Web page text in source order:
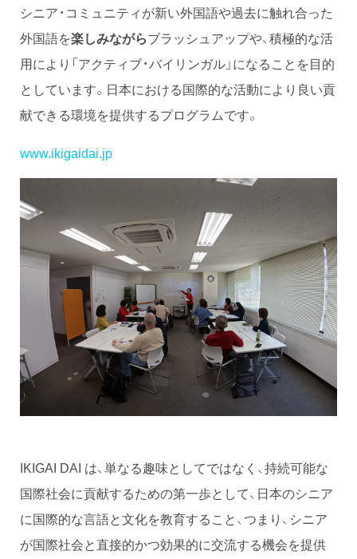
シニア・コミュニティが新い外国語や過去に触れ合った
外国語を楽しみながらブラッシュアップや、積極的な活
用により「アクティブ・バイリンガル」になることを目的
としています。日本における国際的な活動により良い貢
献できる環境を提供するプログラムです。
www.ikigaidai.jp
IKIGAI DAI は、単なる趣味としてではなく、持続可能な
国際社会に貢献するための第一歩として、日本のシニア
に国際的な言語と文化を教育すること、つまり、シニア
が国際社会と直接的かつ効果的に交流する機会を提供